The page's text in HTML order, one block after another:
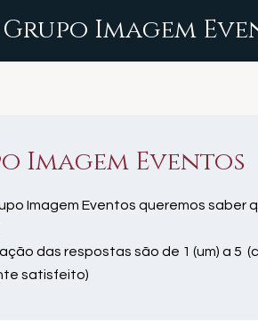
Grupo Imagem
Imagem Eventos
Imagem Eventos queremos saber
das respostas são de 1 (um) a 5
satisfeito)